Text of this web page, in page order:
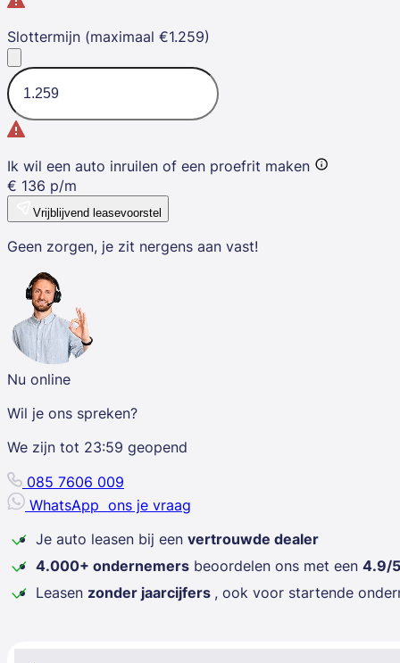
Slottermijn (maximaal €1.259)
Ik wil een auto inruilen of een proefrit maken
€ 136 p/m
Vrijblijvend leasevoorstel
Geen zorgen, je zit nergens aan vast!
Nu online
Wil je ons spreken?
We zijn tot 23:59 geopend
085 7606 009
WhatsApp ons je vraag
Je auto leasen bij een vertrouwde dealer
4.000+ ondernemers beoordelen ons met een 4.9/5
Leasen zonder jaarcijfers , ook voor startende